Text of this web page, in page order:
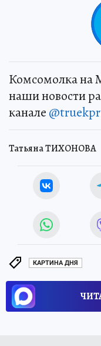
Комсомолка на
наши новости
канале
Татьяна ТИХОНОВА
КАРТИНА ДНЯ